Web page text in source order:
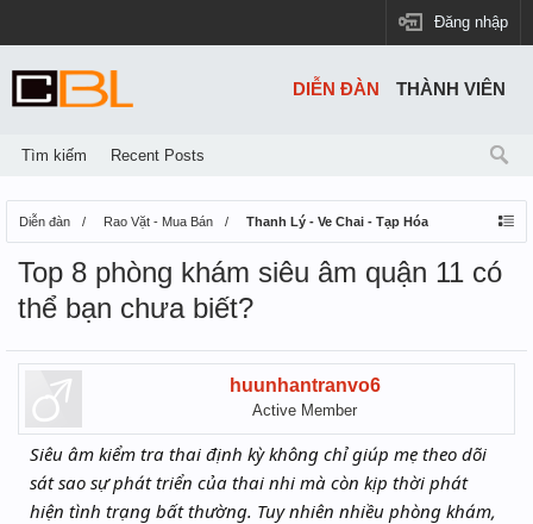
Đăng nhập
Diễn đàn Rao Vặt - Mua Bán Thanh Lý - Ve Chai - Tạp Hóa
Top 8 phòng khám siêu âm quận 11 có
thể bạn chưa biết?
huunhantranvo6
Active Member
Siêu âm kiểm tra thai định kỳ không chỉ giúp mẹ theo dõi
sát sao sự phát triển của thai nhi mà còn kịp thời phát
hiện tình trạng bất thường. Tuy nhiên nhiều phòng khám,
DIỄN ĐÀN
Tìm kiếm Recent Posts
THÀNH VIÊN